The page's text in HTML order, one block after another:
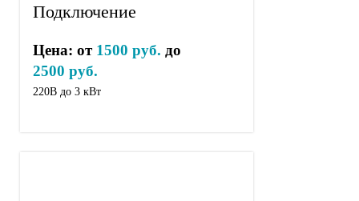
Подключение
Цена: от 1500 руб. до
2500 руб.
220В до 3 кВт